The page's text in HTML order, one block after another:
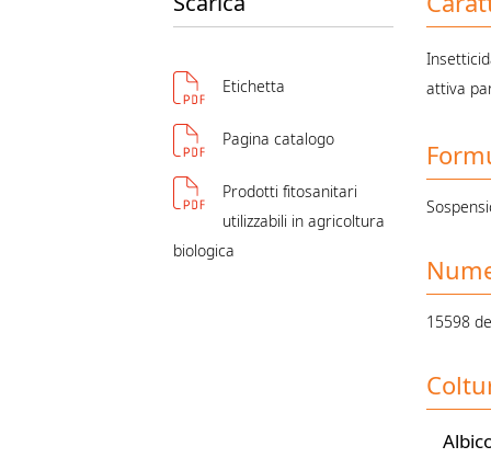
Etichetta
Pagina catalogo
Prodotti fitosanitari
utilizzabili in agricoltura
biologica
attiva
15598